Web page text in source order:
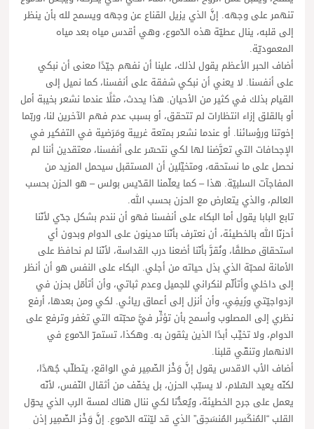
تنهمر على وجهه. إنَّ الذي يزيل القناع عن وجهه ويسمح لله بأن ينظر
إلى قلبه، ينال عطيّة هذه الدّموع، وهي أقدس مياه بعد مياه
المعموديّة.
أضاف الحبر الأعظم يقول لذلك، علينا أن نفهم جيّدًا معنى أن نبكي
على أنفسنا. لا يعني أن نبكي شفقة على أنفسنا، كما نميل إلى
القيام بذلك في كثير من الأحيان. هذا يحدث، مثلًا عندما نشعر بخيبة أمل
أو بالقلق إزاء انتظارات لم تتحقق، أو بسبب عدم فهم الآخرين لنا، وربّما
إخوتنا ورؤسائنا. أو عندما نشعر بمتعة غريبة ومَرَضية في التفكير في
الإجحافات التي تعرَّضنا لها لكي نتحسّر على أنفسنا، معتقدين أننا لم
نحصل على ما نستحقه، ومتخيِّلين أن المستقبل سيحمل المزيد من
المفاجآت السلبيّة. هذا – كما يعلّمنا القدّيس بولس – هو الحزن بحسب
العالم، والذي يتعارض مع الحزن بحسب الله.
تابع البابا يقول أما البكاء على أنفسنا فهو أن نندم بشكل جدّي لأنّنا
أحزنّا الله بالخطيئة، أن نعترف بأنّنا مدينون على الدوام وبدون أي
استحقاق مطلقًا، ونُقرَّ بأنّنا أضعنا درب القداسة، لأنّنا لم نحافظ على
الأمانة لمحبّة الذي بذل حياته من أجلي. البكاء على النفس هو أن أنظر
إلى داخلي وأتألّم لنكراني للجميل وعدم ثباتي، وأن أتأمّل بحزن في
ازدواجيّتي وزَيفِي، وأن أنزل إلى أعماق ريائي. لكي ومن بعدها، أرفع
نظري إلى المصلوب وأسمح بأن تؤثِّر فيَّ محبّته التي تغفر وترفع على
الدوام، ولا تخيِّب أبدًا الذين يثقون به. وهكذا، تستمرّ الدّموع في
الانهمار وتنقّي قلبنا.
أضاف الأب الاقدس يقول إنَّ وَخْز الضّمِير في الواقع، يتطلّب جُهدًا،
لكنّه يعيد السّلام، لا يسبّب الحزن، بل يخفّف من أثقال النّفس، لأنّه
يعمل على جرح الخطيئة، ويُعدُّنا لكي ننال هناك لمسة الرب الذي يحوّل
القلب “المُنكَسِر المُنسَحِق” الذي قد ليّنته الدّموع. إنَّ وَخْز الضّمِير إذن